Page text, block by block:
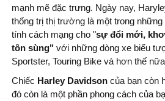
mạnh mẽ đặc trưng. Ngày nay,
thống trị thị trường là một trong
tính cách mạng cho "sự đổi mới,
tôn sùng" với những dòng xe biểu
Sportster, Touring Bike và hơn thế
Chiếc Harley Davidson của bạn còn
đó còn là một phần phong cách của